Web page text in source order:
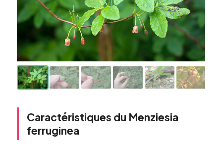
Caractéristiques du Menziesia
ferruginea